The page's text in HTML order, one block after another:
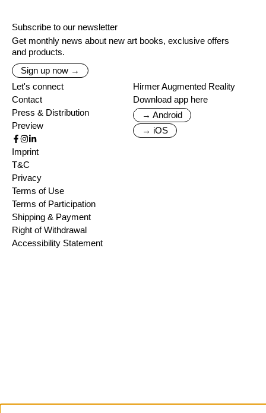
Subscribe to our newsletter
Get monthly news about new art books, exclusive offers
and products.
Sign up now →
Let's connect
Contact
Press & Distribution
Preview
Hirmer Augmented Reality
Download app here
→ Android
→ iOS
Imprint
T&C
Privacy
Terms of Use
Terms of Participation
Shipping & Payment
Right of Withdrawal
Accessibility Statement